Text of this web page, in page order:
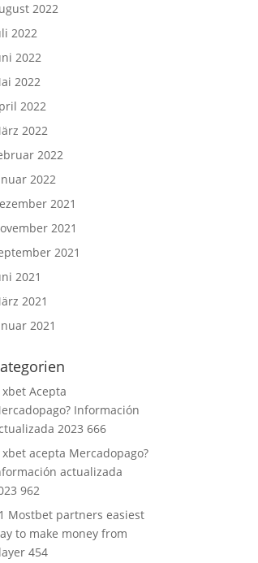
2022
2022
2022
2022
2022
2022
2022
2022
2021
2021
2021
2021
2021
2021
Acepta
Información
2023 666
acepta Mercadopago?
actualizada
962
Mostbet partners easiest
to make money from
454